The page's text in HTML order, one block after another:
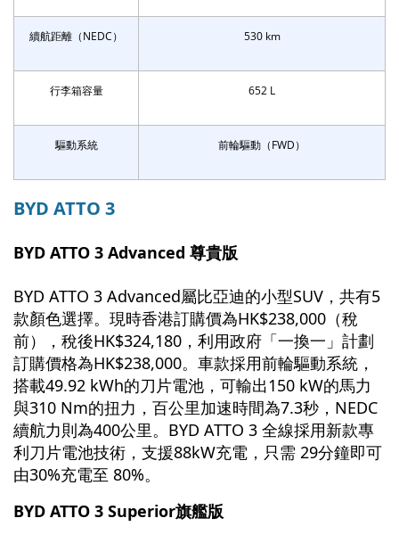
續航距離（NEDC） 530 km
行李箱容量 652 L
驅動系統 前輪驅動（FWD）
BYD ATTO 3
BYD ATTO 3 Advanced 尊貴版
BYD ATTO 3 Advanced屬比亞迪的小型SUV，共有5
款顏色選擇。現時香港訂購價為HK$238,000（稅
前），稅後HK$324,180，利用政府「一換一」計劃
訂購價格為HK$238,000。車款採用前輪驅動系統，
搭載49.92 kWh的刀片電池，可輸出150 kW的馬力
與310 Nm的扭力，百公里加速時間為7.3秒，NEDC
續航力則為400公里。BYD ATTO 3 全線採用新款專
利刀片電池技術，支援88kW充電，只需 29分鐘即可
由30%充電至 80%。
BYD ATTO 3 Superior旗艦版